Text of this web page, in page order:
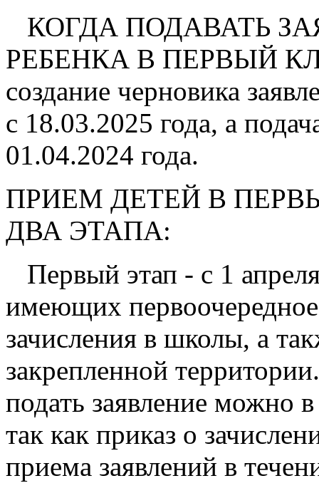
КОГДА ПОДАВАТЬ
РЕБЕНКА В ПЕРВЫЙ
создание черновика
с 18.03.2025 года, а
01.04.2024 года.
ПРИЕМ ДЕТЕЙ В
ДВА ЭТАПА:
Первый этап - с 1
имеющих
зачисления в школы, а
закрепленной
подать заявление можно
так как приказ о
приема заявлений в